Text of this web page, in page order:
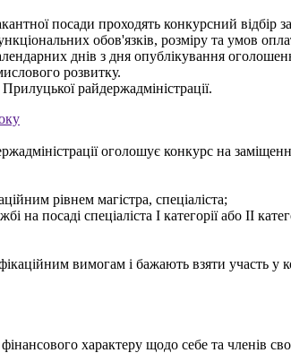
посади проходять конкурсний відбір за
обов'язків, розміру та умов
днів з дня опублікування
розвитку.
райдержадміністрації.
оголошує конкурс на
рівнем магістра, спеціаліста;
на посаді спеціаліста І категорії або ІІ
вимогам і бажають взяти участь у
характеру щодо себе та членів